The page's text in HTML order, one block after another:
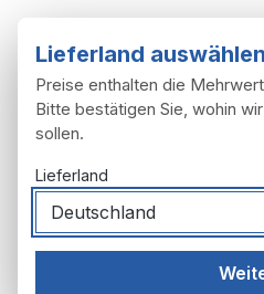
Ständer
Lieferland auswählen
Preise enthalten die
Bitte bestätigen Sie, wohin
sollen.
Lieferland